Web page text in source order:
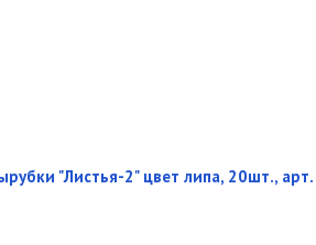
"Листья-2" цвет липа, 20шт., арт.